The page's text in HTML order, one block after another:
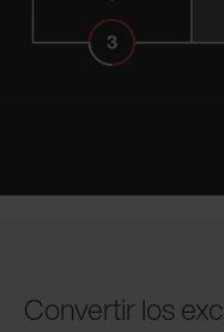
Convertir los